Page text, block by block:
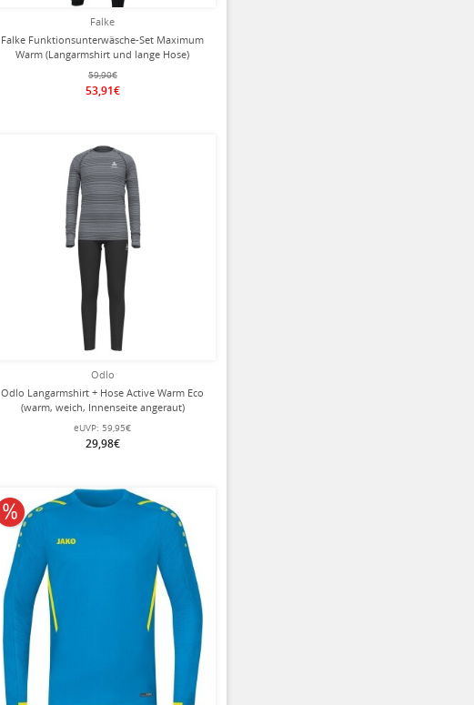
Falke
Falke Funktionsunterwäsche-Set Maximum
Warm (Langarmshirt und lange Hose)
59,90€
53,91€
Odlo
Odlo Langarmshirt + Hose Active Warm Eco
(warm, weich, Innenseite angeraut)
eUVP: 59,95€
29,98€
10% reduziert